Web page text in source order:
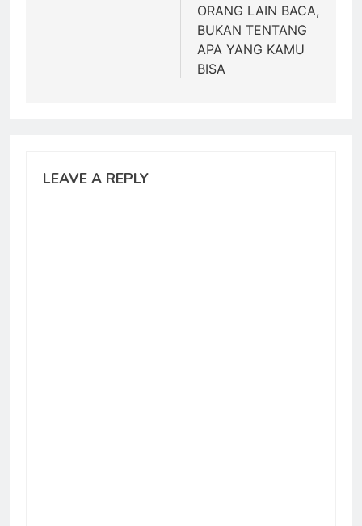
ORANG LAIN BACA,
BUKAN TENTANG
APA YANG KAMU
BISA
LEAVE A REPLY